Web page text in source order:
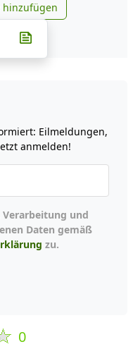
zu Google
hinzufügen
auf Whatsapp
Teilen auf Telegram
teilen
Post auf X
Eilmeldungen,
anmelden!
Daten gemäß
zu.
0